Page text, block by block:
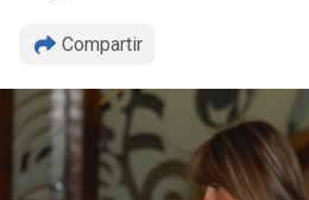
Compartir
Copiar